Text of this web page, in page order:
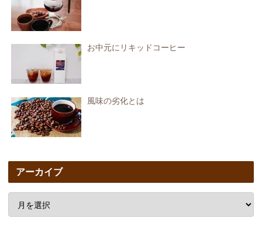
お中元にリキッドコーヒー
風味の劣化とは
アーカイブ